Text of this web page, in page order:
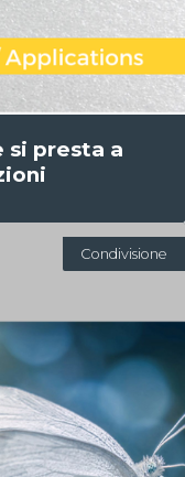
si presta a
Condivisione